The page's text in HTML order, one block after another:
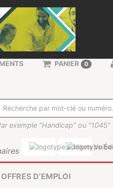
exemple "Handicap" ou "1045"
PANIER 0
OFFRES D’EMPLOI